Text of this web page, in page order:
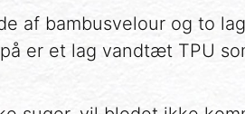
af bambusvelour og to
er et lag vandtæt TPU